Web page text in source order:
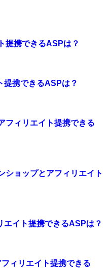
提携できるASPは？
提携できるASPは？
フィリエイト提携できる
ショップとアフィリエイト
イト提携できるASPは？
ィリエイト提携できる